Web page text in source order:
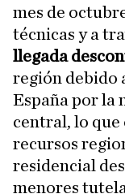
mes de
técnicas y a
llegada
región debido
España por la
central, lo que
recursos
residencial
menores